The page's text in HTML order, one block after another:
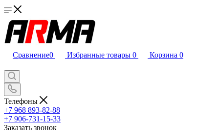
Сравнение0 Избранные товары 0 Корзина 0
Телефоны
+7 968 893-82-88
+7 906-731-15-33
Заказать звонок